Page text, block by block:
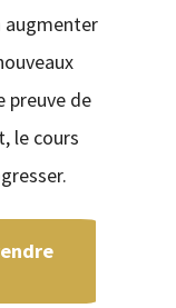
augmenter
preuve de
le cours